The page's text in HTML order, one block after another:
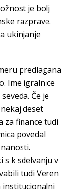
je bolj
razprave.
ukinjanje
predlagana
Ime igralnice
Če je
deset
za finance tudi
povedal
s k sdelvanju v
tudi Veren
institucionalni